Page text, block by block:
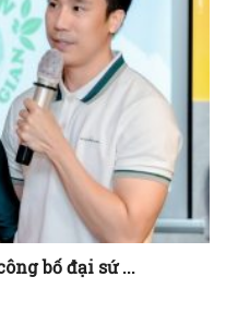
bố đại sứ ...